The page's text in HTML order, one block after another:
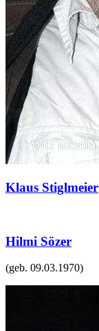
Klaus Stiglmeier
Hilmi Sözer
(geb. 09.03.1970)